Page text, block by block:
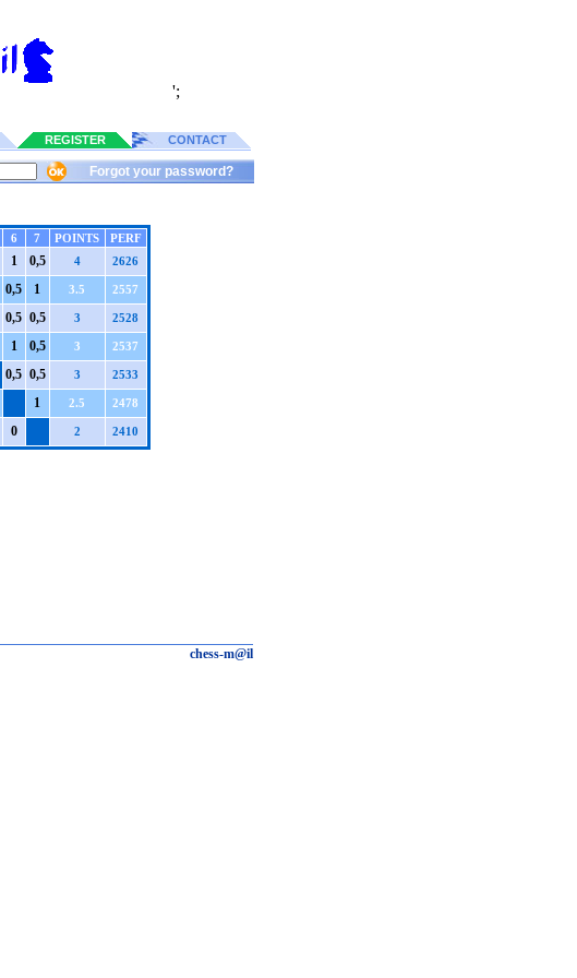
';
REGISTER CONTACT
Forgot your password?
6 7 POINTS
PERF
1 0,5 4 2626
0,5 1 3.5 2557
0,5 0,5 3 2528
1 0,5 3 2537
0,5 0,5 3 2533
1 2.5 2478
0 2 2410
chess-m@il